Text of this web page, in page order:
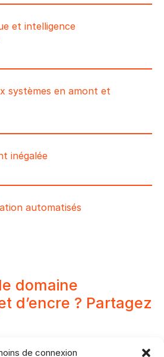
de connexion
et intelligence
systèmes en amont et
inégalée
automatisés
domaine
d’encre ? Partagez